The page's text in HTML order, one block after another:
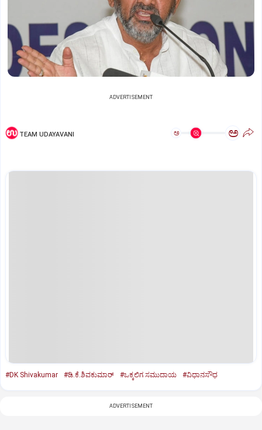
ADVERTISEMENT
TEAM UDAYAVANI ಅ ಅ
#DK Shivakumar #ಡಿ.ಕೆ.ಶಿವಕುಮಾರ್‌ #ಒಕ್ಕಲಿಗ ಸಮುದಾಯ #ವಿಧಾನಸೌಧ
ADVERTISEMENT